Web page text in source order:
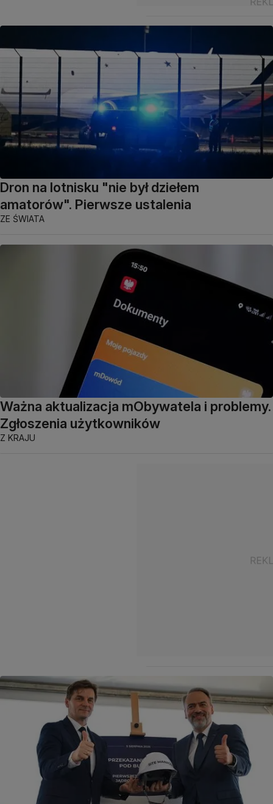
Dron na lotnisku "nie był dziełem
amatorów". Pierwsze ustalenia
ZE ŚWIATA
Ważna aktualizacja mObywatela i problemy.
Zgłoszenia użytkowników
Z KRAJU